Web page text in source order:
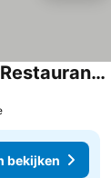
Logis Hotel Le Relais De La Poste Restaurant Le Fil du Temps
bekijken